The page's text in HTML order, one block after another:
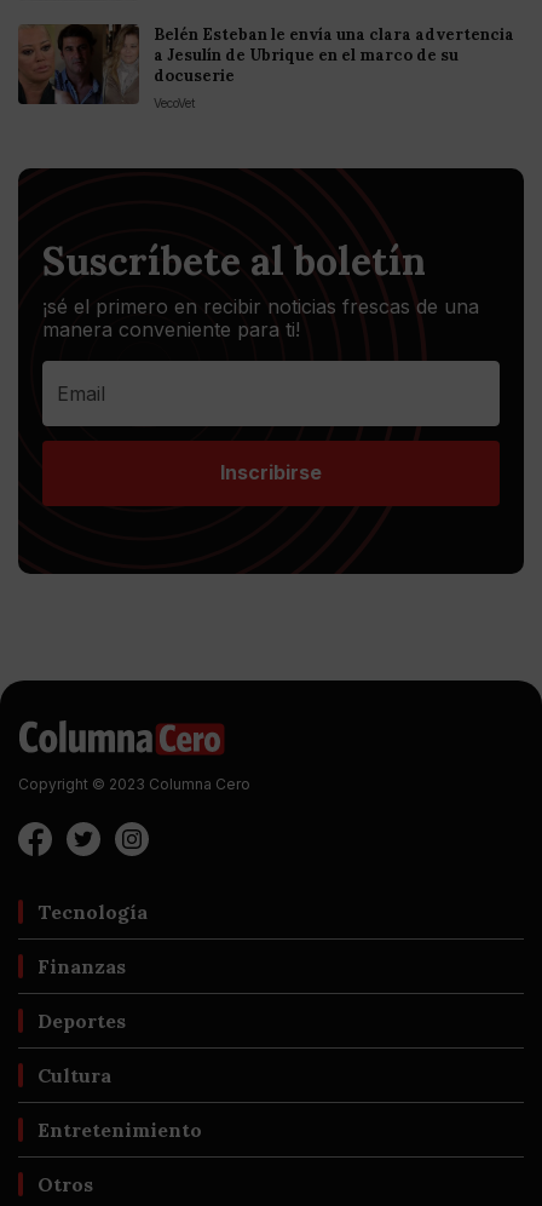
Belén Esteban le envía una clara advertencia
a Jesulín de Ubrique en el marco de su
docuserie
VecoVet
Suscríbete al boletín
¡sé el primero en recibir noticias frescas de una
manera conveniente para ti!
Inscribirse
Copyright © 2023 Columna Cero
Tecnología
Finanzas
Deportes
Cultura
Entretenimiento
Otros